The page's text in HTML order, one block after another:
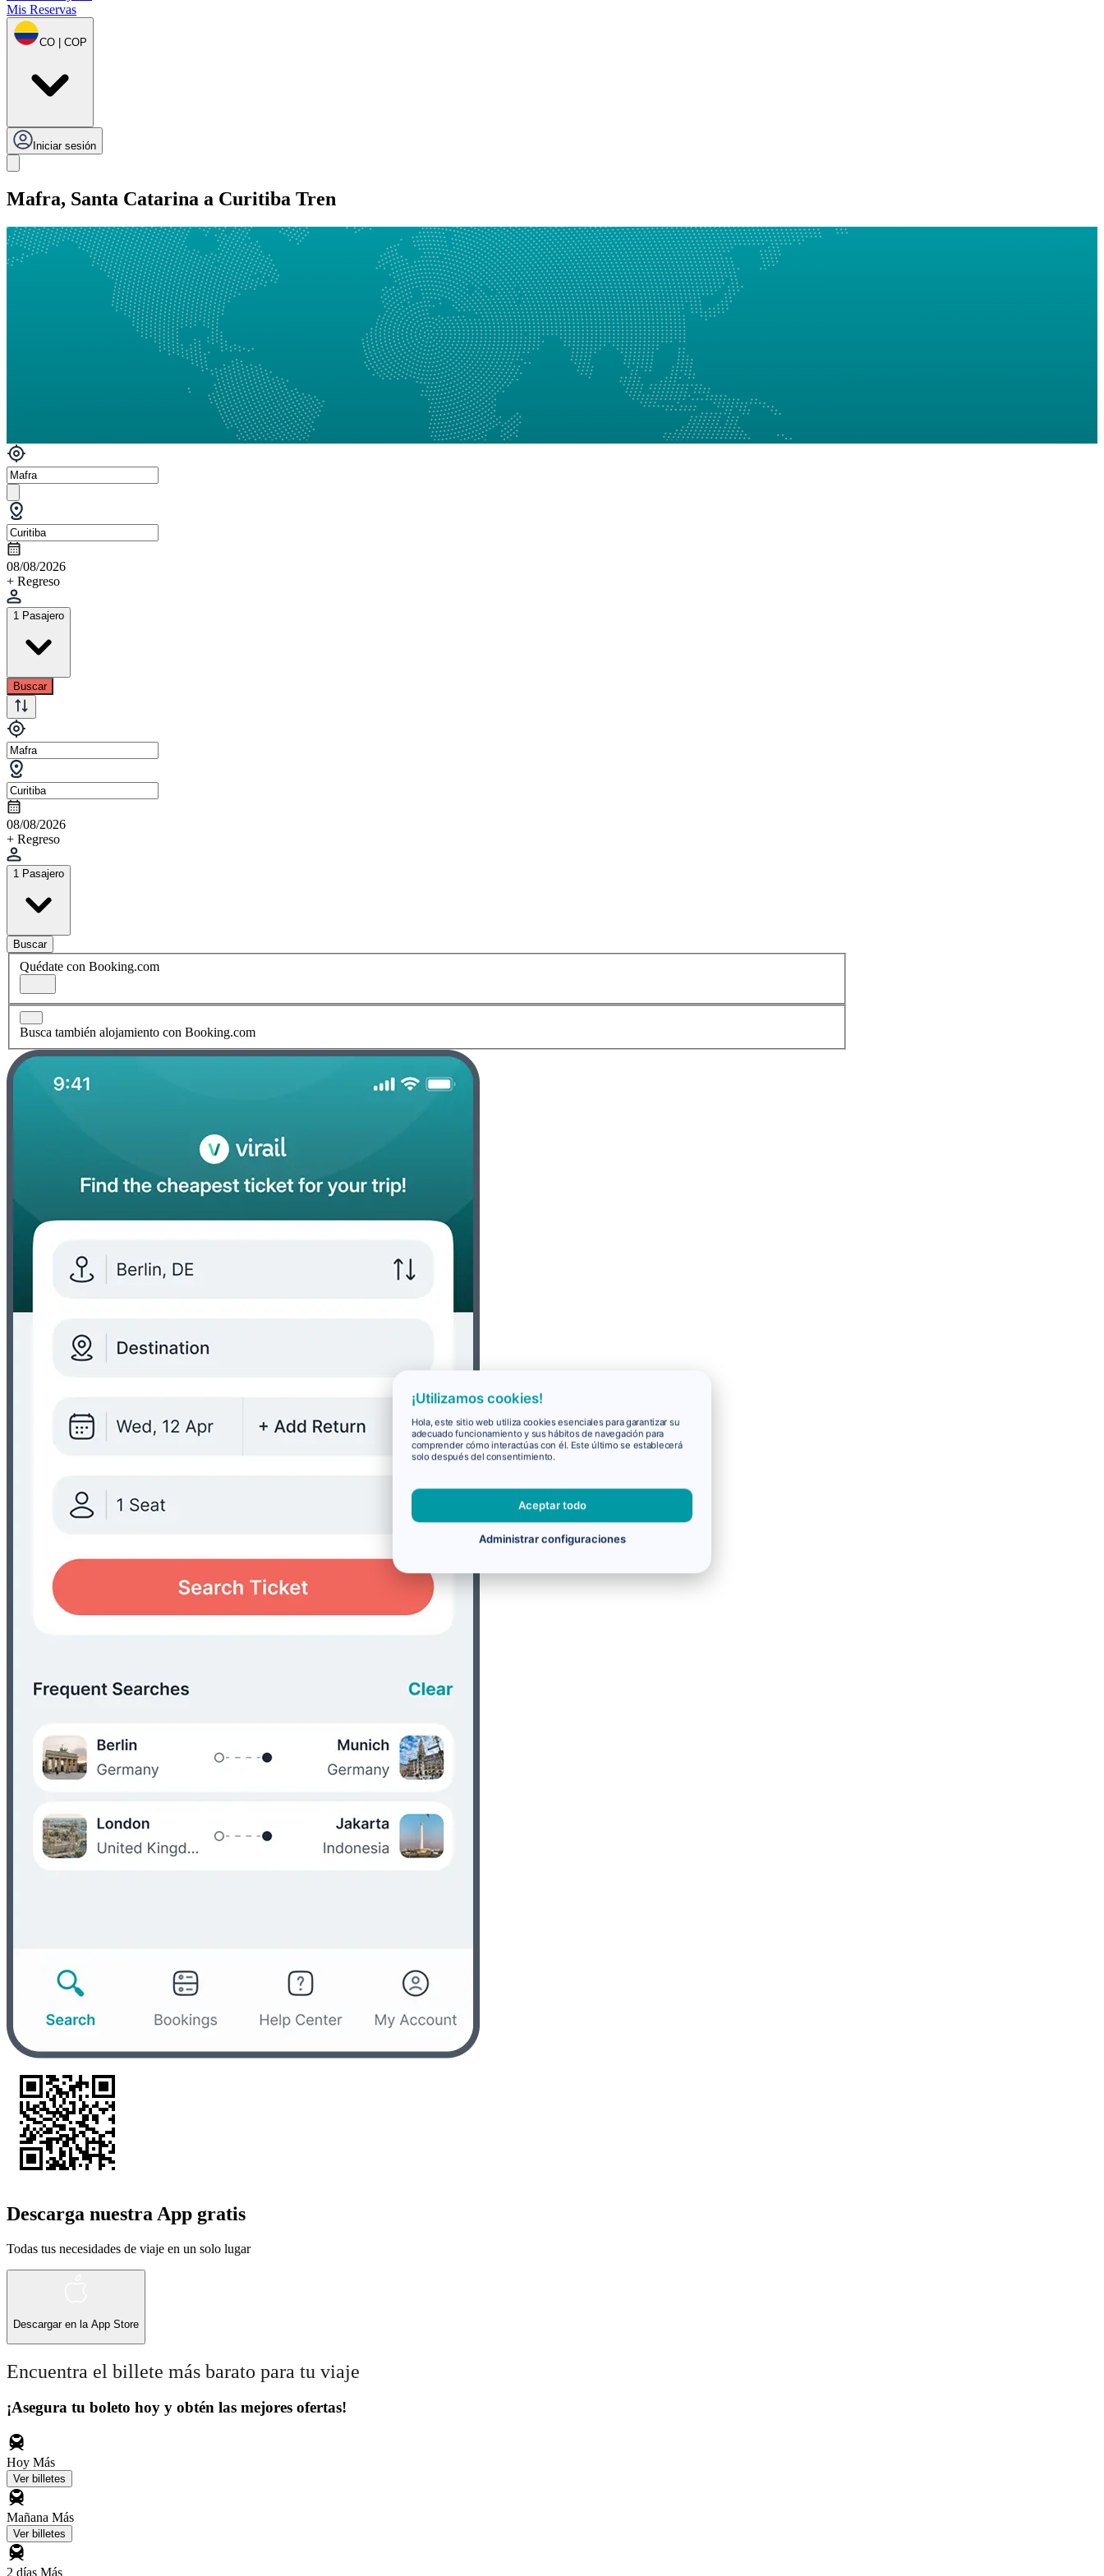
Mis Reservas
CO | COP
Iniciar sesión
Mafra, Santa Catarina a Curitiba Tren
08/08/2026
+ Regreso
1 Pasajero
Buscar
08/08/2026
+ Regreso
1 Pasajero
Buscar
Quédate con Booking.com
Busca también alojamiento con Booking.com
Descarga nuestra App gratis
Todas tus necesidades de viaje en un solo lugar
Descargar en la App Store
Encuentra el billete más barato para tu viaje
¡Asegura tu boleto hoy y obtén las mejores ofertas!
Hoy Más
Ver billetes
Mañana Más
Ver billetes
2 días Más
¡Utilizamos cookies!
Hola, este sitio web utiliza cookies esenciales para garantizar su
adecuado funcionamiento y sus hábitos de navegación para
comprender cómo interactúas con él. Este último se establecerá
solo después del consentimiento.
Aceptar todo
Administrar configuraciones